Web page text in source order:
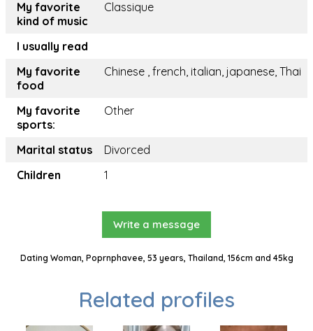
My favorite
kind of music
Classique
I usually read
My favorite
food
Chinese , french, italian, japanese, Thai
My favorite
sports:
Other
Marital status
Divorced
Children
1
Write a message
Dating Woman, Poprnphavee, 53 years, Thailand, 156cm and 45kg
Related profiles